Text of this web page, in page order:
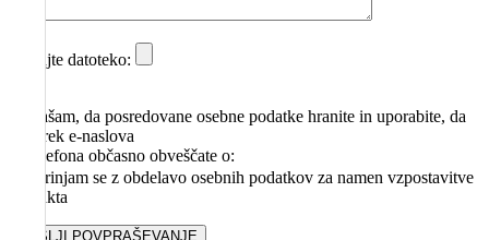
Dodajte datoteko:
Soglašam, da posredovane osebne podatke hranite in uporabite, da
me prek e-naslova
ali telefona občasno obveščate o:
Strinjam se z obdelavo osebnih podatkov za namen vzpostavitve
kontakta